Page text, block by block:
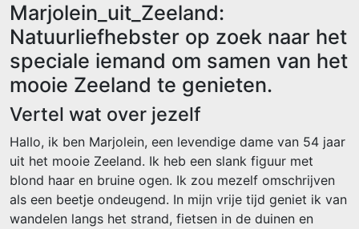
Marjolein_uit_Zeeland:
Natuurliefhebster op zoek naar het
speciale iemand om samen van het
mooie Zeeland te genieten.
Vertel wat over jezelf
Hallo, ik ben Marjolein, een levendige dame van 54 jaar
uit het mooie Zeeland. Ik heb een slank figuur met
blond haar en bruine ogen. Ik zou mezelf omschrijven
als een beetje ondeugend. In mijn vrije tijd geniet ik van
wandelen langs het strand, fietsen in de duinen en